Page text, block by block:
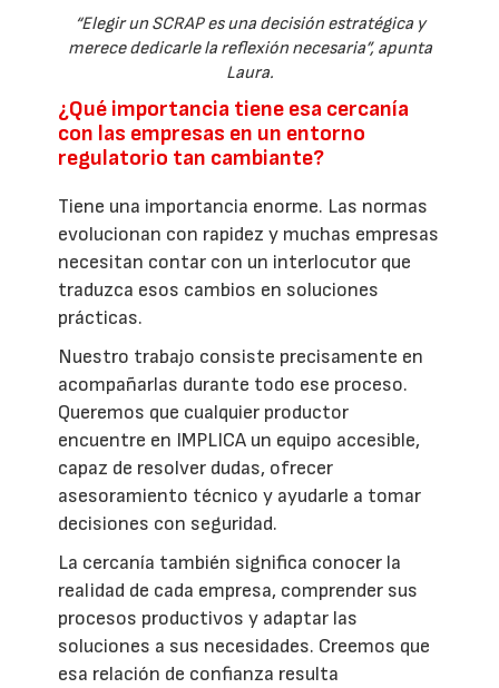
“Elegir un SCRAP es una decisión estratégica y
merece dedicarle la reflexión necesaria”, apunta
Laura.
¿Qué importancia tiene esa cercanía
con las empresas en un entorno
regulatorio tan cambiante?
Tiene una importancia enorme. Las normas
evolucionan con rapidez y muchas empresas
necesitan contar con un interlocutor que
traduzca esos cambios en soluciones
prácticas.
Nuestro trabajo consiste precisamente en
acompañarlas durante todo ese proceso.
Queremos que cualquier productor
encuentre en IMPLICA un equipo accesible,
capaz de resolver dudas, ofrecer
asesoramiento técnico y ayudarle a tomar
decisiones con seguridad.
La cercanía también significa conocer la
realidad de cada empresa, comprender sus
procesos productivos y adaptar las
soluciones a sus necesidades. Creemos que
esa relación de confianza resulta